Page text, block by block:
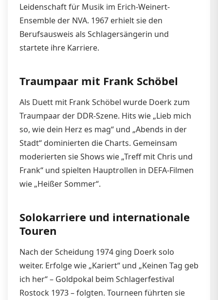
Leidenschaft für Musik im Erich-Weinert-
Ensemble der NVA. 1967 erhielt sie den
Berufsausweis als Schlagersängerin und
startete ihre Karriere.
Traumpaar mit Frank Schöbel
Als Duett mit Frank Schöbel wurde Doerk zum
Traumpaar der DDR-Szene. Hits wie „Lieb mich
so, wie dein Herz es mag“ und „Abends in der
Stadt“ dominierten die Charts. Gemeinsam
moderierten sie Shows wie „Treff mit Chris und
Frank“ und spielten Hauptrollen in DEFA-Filmen
wie „Heißer Sommer“.
Solokarriere und internationale
Touren
Nach der Scheidung 1974 ging Doerk solo
weiter. Erfolge wie „Kariert“ und „Keinen Tag geb
ich her“ – Goldpokal beim Schlagerfestival
Rostock 1973 – folgten. Tourneen führten sie